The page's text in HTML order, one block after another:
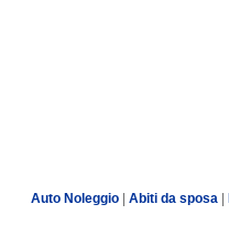
Auto Noleggio Abiti da sposa